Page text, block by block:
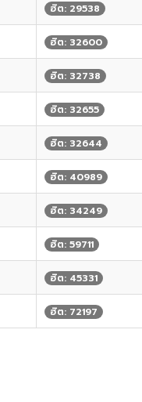
ฮิต: 29538
ฮิต: 32600
ฮิต: 32738
ฮิต: 32655
ฮิต: 32644
ฮิต: 40989
ฮิต: 34249
ฮิต: 59711
ฮิต: 45331
ฮิต: 72197